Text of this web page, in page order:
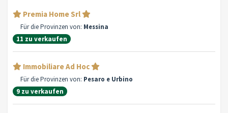
Premia Home Srl
Für die Provinzen von: Messina
11 zu verkaufen
Immobiliare Ad Hoc
Für die Provinzen von: Pesaro e Urbino
9 zu verkaufen